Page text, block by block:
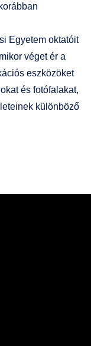
Egyetem oktatóit
véget ér a
eszközöket
és fotófalakat,
különböző